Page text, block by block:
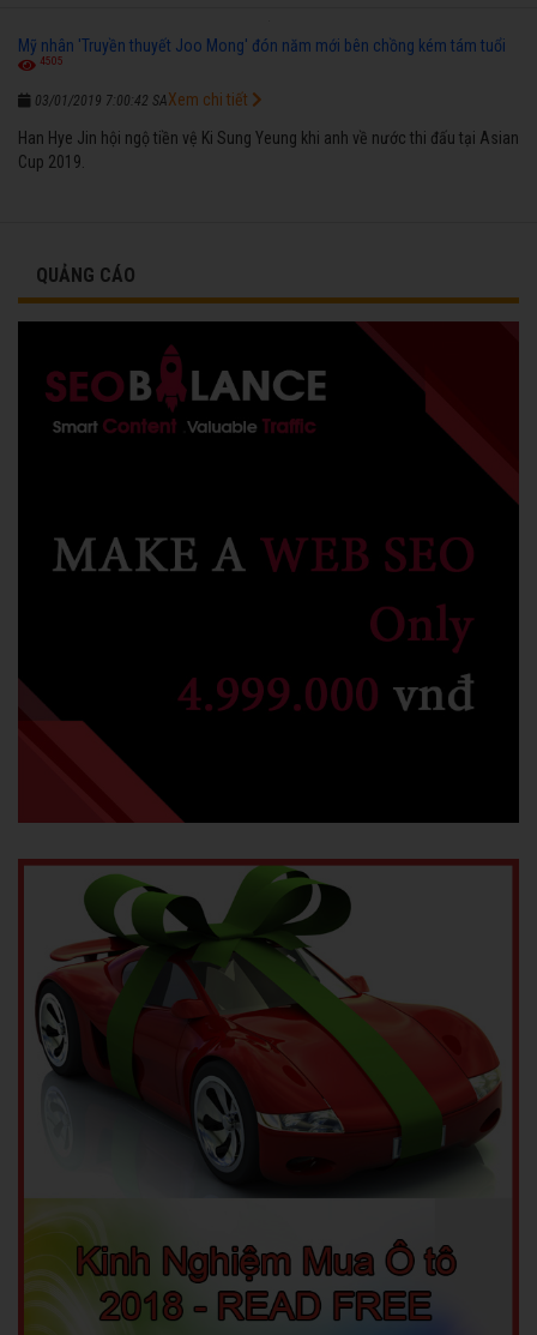
Mỹ nhân 'Truyền thuyết Joo Mong' đón năm mới bên chồng kém tám tuổi
4505
03/01/2019 7:00:42 SA
Han Hye Jin hội ngộ tiền vệ Ki Sung Yeung khi anh về nước thi đấu tại Asian
Cup 2019.
Xem chi tiết
QUẢNG CÁO